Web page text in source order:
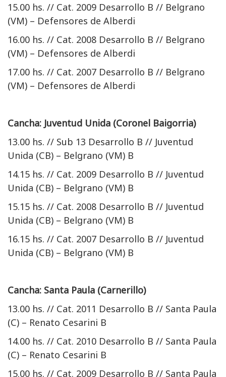
15.00 hs. // Cat. 2009 Desarrollo B // Belgrano
(VM) – Defensores de Alberdi
16.00 hs. // Cat. 2008 Desarrollo B // Belgrano
(VM) – Defensores de Alberdi
17.00 hs. // Cat. 2007 Desarrollo B // Belgrano
(VM) – Defensores de Alberdi
Cancha: Juventud Unida (Coronel Baigorria)
13.00 hs. // Sub 13 Desarrollo B // Juventud
Unida (CB) – Belgrano (VM) B
14.15 hs. // Cat. 2009 Desarrollo B // Juventud
Unida (CB) – Belgrano (VM) B
15.15 hs. // Cat. 2008 Desarrollo B // Juventud
Unida (CB) – Belgrano (VM) B
16.15 hs. // Cat. 2007 Desarrollo B // Juventud
Unida (CB) – Belgrano (VM) B
Cancha: Santa Paula (Carnerillo)
13.00 hs. // Cat. 2011 Desarrollo B // Santa Paula
(C) – Renato Cesarini B
14.00 hs. // Cat. 2010 Desarrollo B // Santa Paula
(C) – Renato Cesarini B
15.00 hs. // Cat. 2009 Desarrollo B // Santa Paula